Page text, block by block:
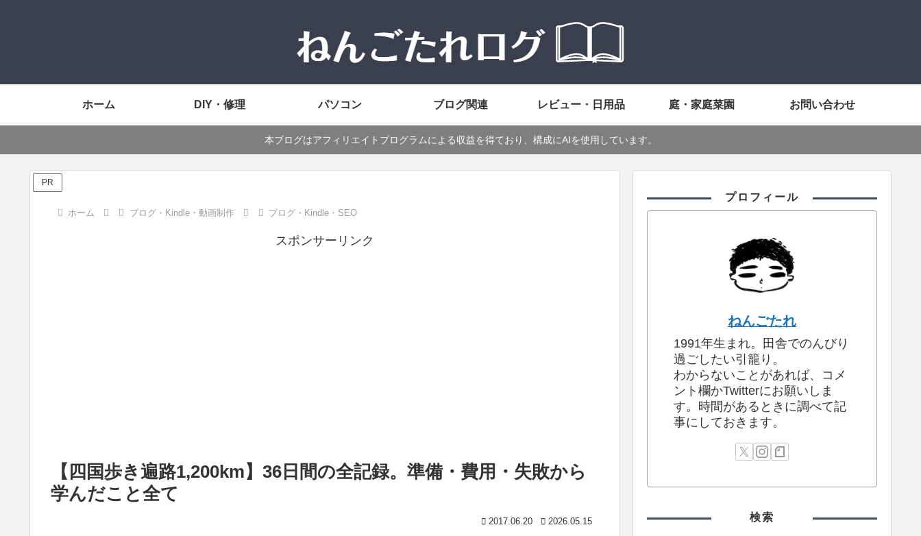
ホーム DIY・修理 パソコン ブログ関連 レビュー・日用品 庭・家庭菜園 お問い合わせ
本ブログはアフィリエイトプログラムによる収益を得ており、構成にAIを使用しています。
PR
ホーム ブログ・Kindle・動画制作 ブログ・Kindle・SEO
スポンサーリンク
【四国歩き遍路1,200km】36日間の全記録。準備・費用・失敗から
学んだこと全て
2017.06.20 2026.05.15
プロフィール
ねんごたれ
1991年生まれ。田舎でのんびり
過ごしたい引籠り。
わからないことがあれば、コメ
ント欄かTwitterにお願いしま
す。時間があるときに調べて記
事にしておきます。
検索